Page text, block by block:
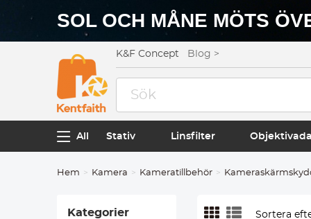
SOL OCH MÅNE MÖTS
K&F Concept Blog >
All Stativ Linsfilter
Hem Kamera Kameratillbehör
Kategorier Sortera